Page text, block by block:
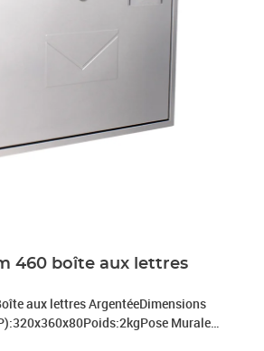
460 boîte aux lettres
aux lettres ArgentéeDimensions
Murale
à cylindre fournie avec deux